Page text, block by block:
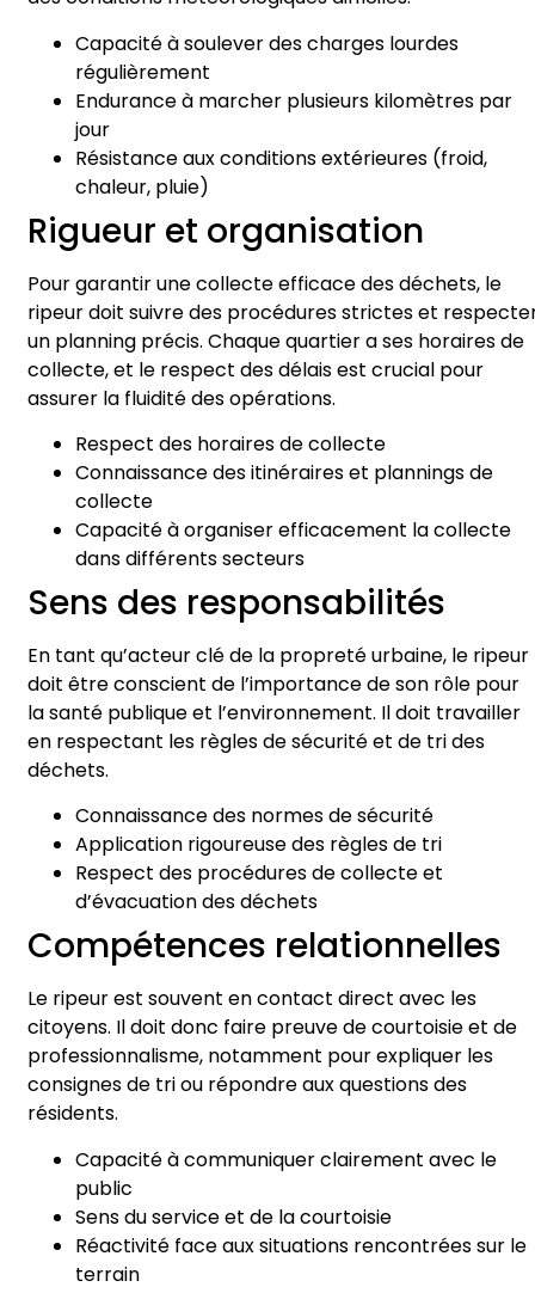
Capacité à soulever des charges lourdes
régulièrement
Endurance à marcher plusieurs kilomètres par
jour
Résistance aux conditions extérieures (froid,
chaleur, pluie)
Rigueur et organisation
Pour garantir une collecte efficace des déchets, le
ripeur doit suivre des procédures strictes et
un planning précis. Chaque quartier a ses horaires de
collecte, et le respect des délais est crucial pour
assurer la fluidité des opérations.
Respect des horaires de collecte
Connaissance des itinéraires et plannings de
collecte
Capacité à organiser efficacement la collecte
dans différents secteurs
Sens des responsabilités
En tant qu’acteur clé de la propreté urbaine, le ripeur
doit être conscient de l’importance de son rôle pour
la santé publique et l’environnement. Il doit travailler
en respectant les règles de sécurité et de tri des
déchets.
Connaissance des normes de sécurité
Application rigoureuse des règles de tri
Respect des procédures de collecte et
d’évacuation des déchets
Compétences relationnelles
Le ripeur est souvent en contact direct avec les
citoyens. Il doit donc faire preuve de courtoisie et de
professionnalisme, notamment pour expliquer les
consignes de tri ou répondre aux questions des
résidents.
Capacité à communiquer clairement avec le
public
Sens du service et de la courtoisie
Réactivité face aux situations rencontrées sur le
terrain